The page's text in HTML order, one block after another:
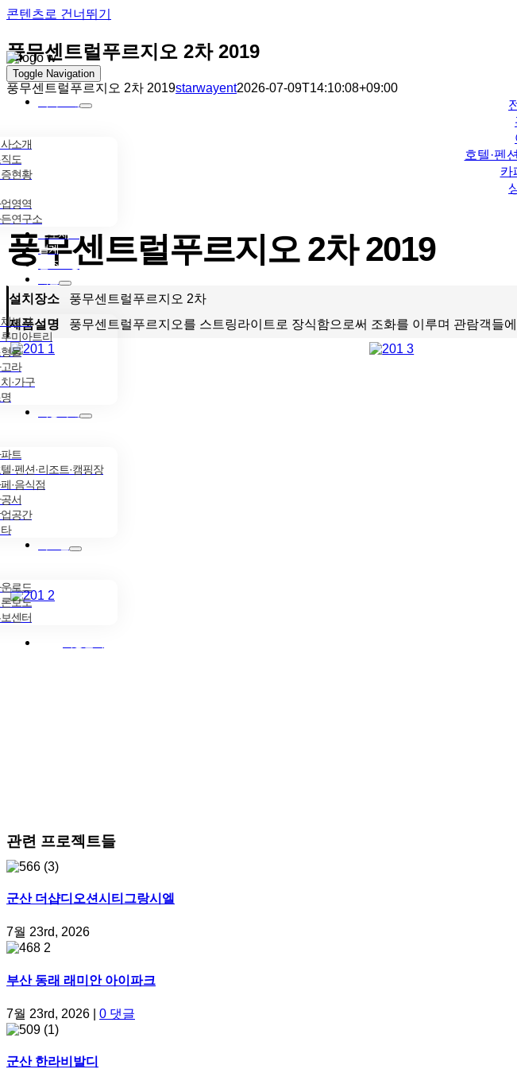
콘텐츠로 건너뛰기
Toggle Navigation
소개
도
현황
영역
연구소
프로세스
설계
인조조경
보기
미아트리
물
라
·가구
트
·펜션·리조트·캠핑장
·음식점
서
공간
로드
보도
센터
풍무센트럴푸르지오 2차 2019
풍무센트럴푸르지오 2차 2019starwayent2026-07-09T14:10:08+09:00
호텔·펜
카
풍무센트럴푸르지오 2차 2019
설치장소
풍무센트럴푸르지오 2차
제품설명 풍무센트럴푸르지오를 스트링라이트로 장식함으로써 조화를 이루며 관람객들
관련 프로젝트들
군산 더샵디오션시티그랑시엘
7월 23rd, 2026
부산 동래 래미안 아이파크
7월 23rd, 2026 0 댓글
군산 한라비발디